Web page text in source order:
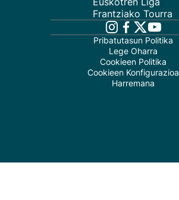
Frantziako Tourra
Pribatutasun Politika
Lege Oharra
Cookieen Politika
Cookieen Konfigurazioa
Harremana